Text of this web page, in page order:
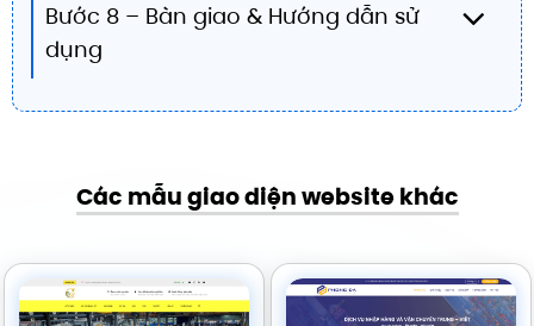
Bước 8 – Bàn giao & Hướng dẫn sử
dụng
Các mẫu giao diện website khác